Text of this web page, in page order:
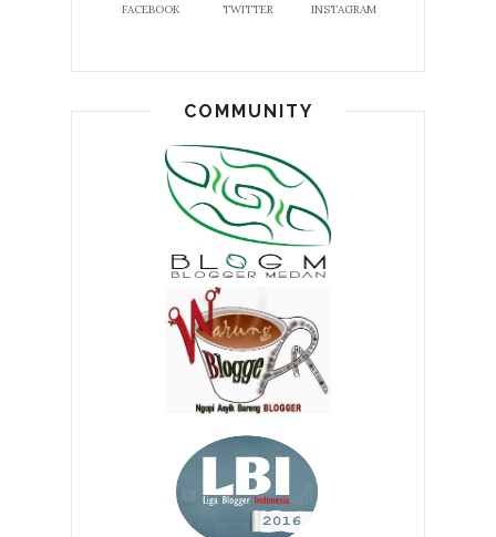
FACEBOOK TWITTER INSTAGRAM
COMMUNITY